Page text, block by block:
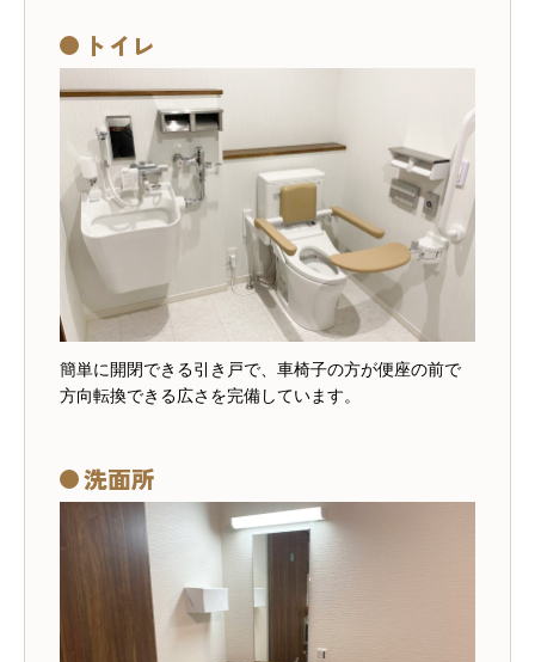
トイレ
簡単に開閉できる引き戸で、車椅子の方が便座の前で
方向転換できる広さを完備しています。
洗面所